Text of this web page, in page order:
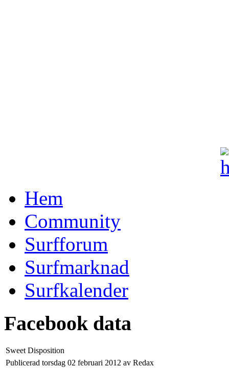
Hem
Community
Surfforum
Surfmarknad
Surfkalender
Facebook data
Sweet Disposition
Publicerad torsdag 02 februari 2012 av Redax